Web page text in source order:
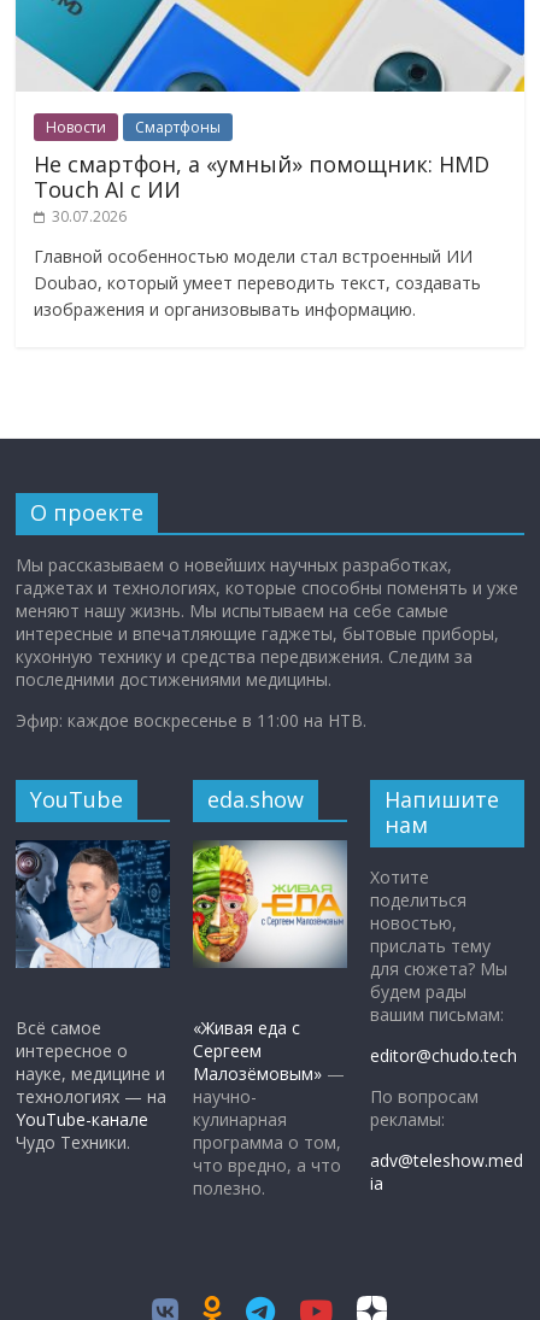
Новости Смартфоны
Не смартфон, а «умный» помощник: HMD
Touch AI с ИИ
30.07.2026
Главной особенностью модели стал встроенный ИИ
Doubao, который умеет переводить текст, создавать
изображения и организовывать информацию.
О проекте
Мы рассказываем о новейших научных разработках,
гаджетах и технологиях, которые способны поменять и уже
меняют нашу жизнь. Мы испытываем на себе самые
интересные и впечатляющие гаджеты, бытовые приборы,
кухонную технику и средства передвижения. Следим за
последними достижениями медицины.
Эфир: каждое воскресенье в 11:00 на НТВ.
YouTube
Всё самое
интересное о
науке, медицине и
технологиях — на
YouTube-канале
Чудо Техники.
eda.show
«Живая еда с
Сергеем
Малозёмовым» —
научно-
кулинарная
программа о том,
что вредно, а что
полезно.
Напишите
нам
Хотите
поделиться
новостью,
прислать тему
для сюжета? Мы
будем рады
вашим письмам:
editor@chudo.tech
По вопросам
рекламы:
adv@teleshow.med
ia